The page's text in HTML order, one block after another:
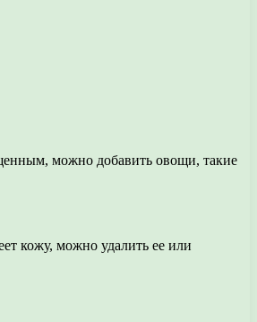
можно добавить овощи, такие
кожу, можно удалить ее или